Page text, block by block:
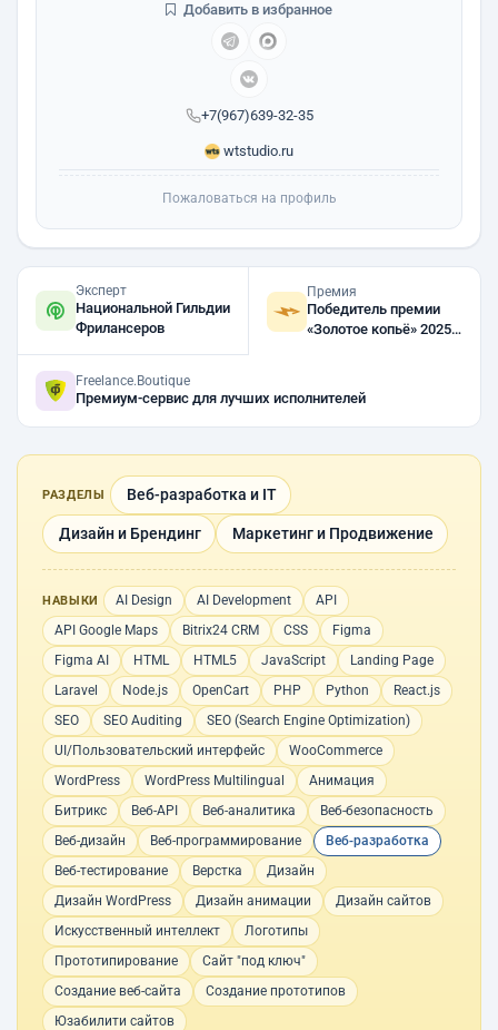
+7(967)639-32-35
wtstudio.ru
Добавить в избранное
Пожаловаться на профиль
Эксперт
Национальной Гильдии
Фрилансеров
Премия
Победитель премии
«Золотое копьё» 2025,
Freelance.Boutique
Премиум-сервис для лучших исполнителей
РАЗДЕЛЫ Веб-разработка и IT
Дизайн и Брендинг Маркетинг и Продвижение
НАВЫКИ AI Design AI Development
API
API Google Maps
Bitrix24 CRM CSS
Figma
Figma AI
HTML HTML5 JavaScript
Landing Page
Laravel
Node.js OpenCart PHP Python
React.js
SEO
SEO Auditing
SEO (Search Engine Optimization)
UI/Пользовательский интерфейс
WooCommerce
WordPress
WordPress Multilingual
Анимация
Битрикс
Веб-API Веб-аналитика
Веб-безопасность
Веб-дизайн
Веб-программирование
Веб-разработка
Веб-тестирование
Верстка
Дизайн
Дизайн WordPress
Дизайн анимации
Дизайн сайтов
Искусственный интеллект
Логотипы
Прототипирование
Сайт "под ключ"
Создание веб-сайта
Создание прототипов
Юзабилити сайтов